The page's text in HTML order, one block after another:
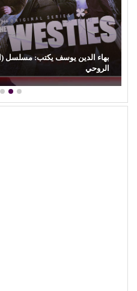
الهلالية) وآفة…